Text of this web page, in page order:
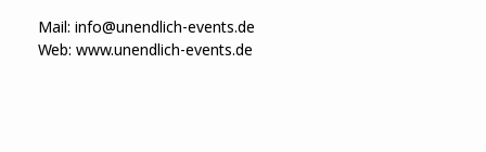
Mail: info@unendlich-events.de
Web: www.unendlich-events.de